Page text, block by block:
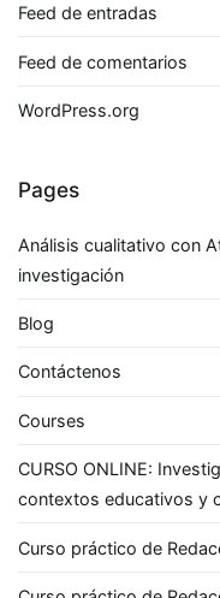
Feed de entradas
Feed de comentarios
WordPress.org
Pages
Análisis cualitativo con
investigación
Blog
Contáctenos
Courses
CURSO ONLINE:
contextos educativos y
Curso práctico de